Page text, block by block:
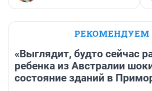
РЕКОМЕНДУЕМ
«Выглядит, будто сейчас
ребенка из Австралии
состояние зданий в